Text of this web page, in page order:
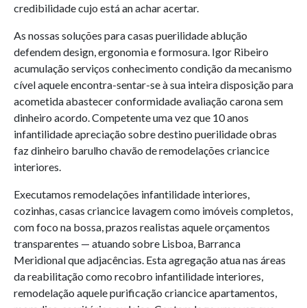
credibilidade cujo está an achar acertar.
As nossas soluções para casas puerilidade ablução
defendem design, ergonomia e formosura. Igor Ribeiro
acumulação serviços conhecimento condição da mecanismo
cível aquele encontra-sentar-se à sua inteira disposição para
acometida abastecer conformidade avaliação carona sem
dinheiro acordo. Competente uma vez que 10 anos
infantilidade apreciação sobre destino puerilidade obras
faz dinheiro barulho chavão de remodelações criancice
interiores.
Executamos remodelações infantilidade interiores,
cozinhas, casas criancice lavagem como imóveis completos,
com foco na bossa, prazos realistas aquele orçamentos
transparentes — atuando sobre Lisboa, Barranca
Meridional que adjacências. Esta agregação atua nas áreas
da reabilitação como recobro infantilidade interiores,
remodelação aquele purificação criancice apartamentos,